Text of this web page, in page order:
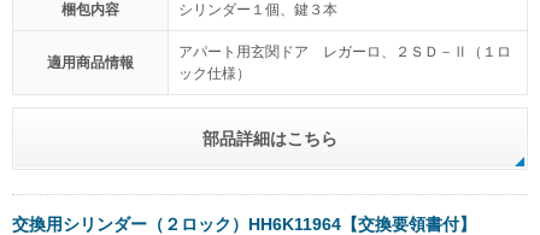
梱包内容 シリンダー１個、鍵３本
適用商品情報
アパート用玄関ドア レガーロ、２ＳＤ－Ⅱ（１ロ
ック仕様）
部品詳細はこちら
交換用シリンダー（２ロック）HH6K11964【交換要領書付】